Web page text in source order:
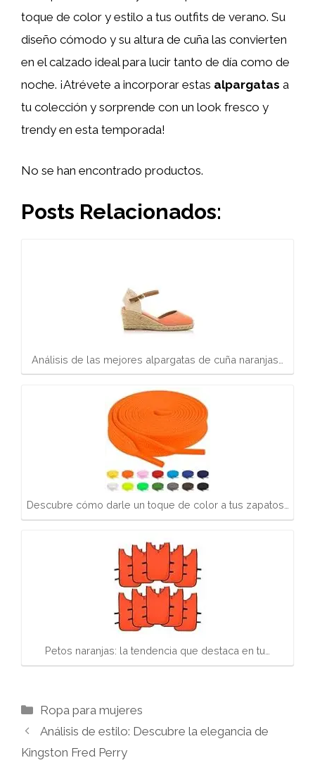
toque de color y estilo a tus outfits de verano. Su
diseño cómodo y su altura de cuña las convierten
en el calzado ideal para lucir tanto de día como de
noche. ¡Atrévete a incorporar estas alpargatas a
tu colección y sorprende con un look fresco y
trendy en esta temporada!
No se han encontrado productos.
Posts Relacionados:
Análisis de las mejores alpargatas de cuña naranjas…
Descubre cómo darle un toque de color a tus zapatos…
Petos naranjas: la tendencia que destaca en tu…
Categorías
Ropa para mujeres
Análisis de estilo: Descubre la elegancia de
Kingston Fred Perry